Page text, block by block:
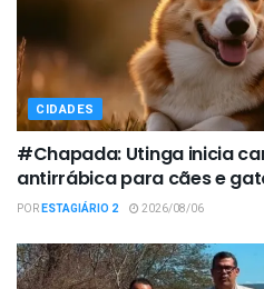
CIDADES
#Chapada: Utinga inicia
antirrábica para cães e
PORESTAGIÁRIO 2 2026/08/06